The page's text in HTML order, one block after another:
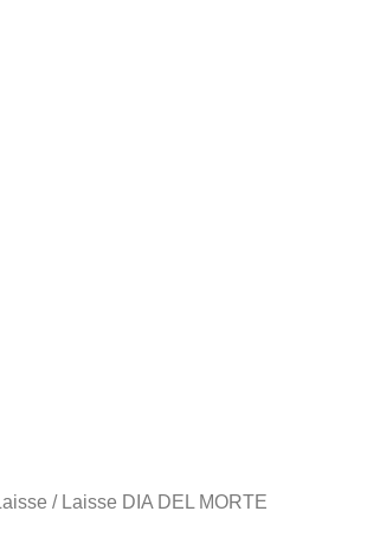
/ Laisse DIA DEL MORTE